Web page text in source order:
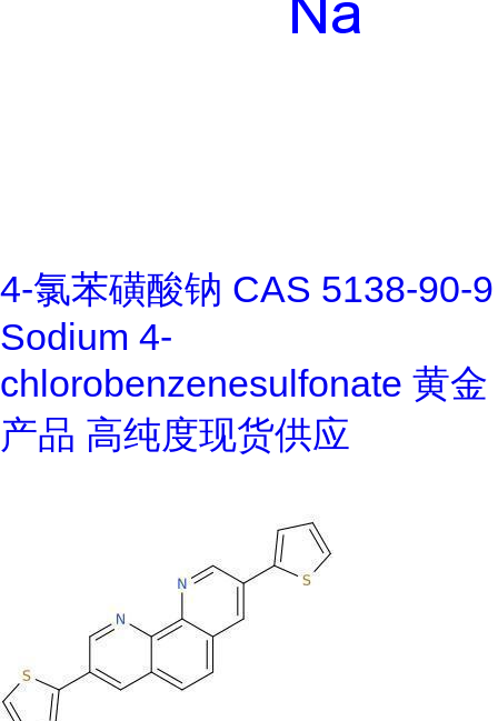
4-氯苯磺酸钠 CAS 5138-90-9
Sodium 4-
chlorobenzenesulfonate 黄金
产品 高纯度现货供应